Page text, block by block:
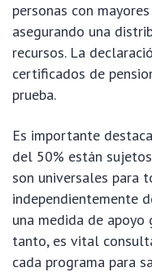
personas con
asegurando una
recursos. La
certificados de
prueba.
Es importante
del 50% están
son universales para
independientemente
una medida de
tanto, es vital
cada programa para